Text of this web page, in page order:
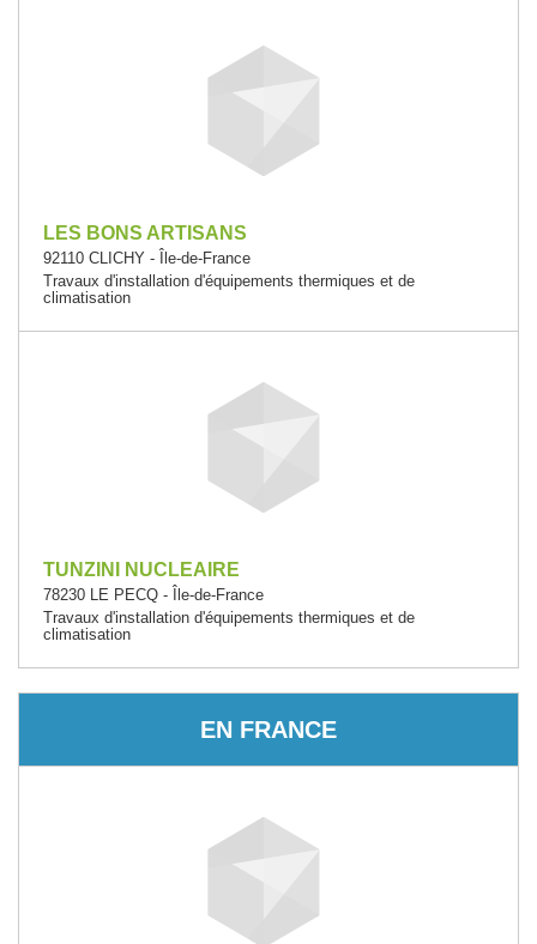
LES BONS ARTISANS
92110 CLICHY - Île-de-France
Travaux d'installation d'équipements thermiques et de
climatisation
TUNZINI NUCLEAIRE
78230 LE PECQ - Île-de-France
Travaux d'installation d'équipements thermiques et de
climatisation
EN FRANCE